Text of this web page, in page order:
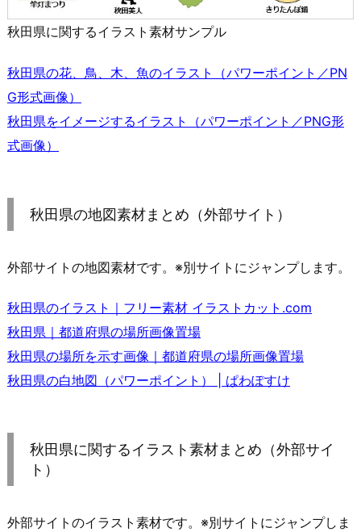
秋田県に関するイラスト素材サンプル
秋田県の花、鳥、木、魚のイラスト（パワーポイント／PN
G形式画像）
秋田県をイメージするイラスト（パワーポイント／PNG形
式画像）
秋田県の地図素材まとめ（外部サイト）
外部サイトの地図素材です。※別サイトにジャンプします。
秋田県のイラスト｜フリー素材 イラストカット.com
秋田県｜都道府県の場所画像置場
秋田県の場所を示す画像｜都道府県の場所画像置場
秋田県の白地図（パワーポイント） | ぱわぽすけ
秋田県に関するイラスト素材まとめ（外部サイ
ト）
外部サイトのイラスト素材です。※別サイトにジャンプしま